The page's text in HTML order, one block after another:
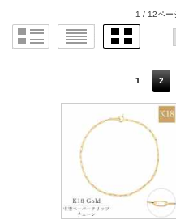
1 / 12ペー
1 2